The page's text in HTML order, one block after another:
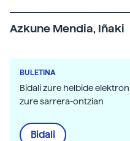
Azkune Mendia, Iñaki
BULETINA
Bidali zure helbide
zure sarrera-ontzian
Bidali